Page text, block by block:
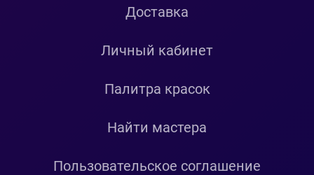
Доставка
Личный кабинет
Палитра красок
Найти мастера
Пользовательское соглашение